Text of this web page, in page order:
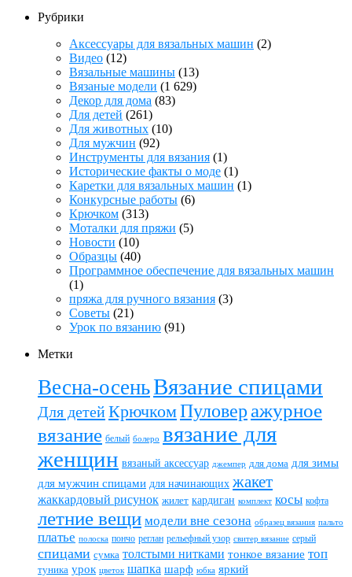
Рубрики
Аксессуары для вязальных машин (2)
Видео (12)
Вязальные машины (13)
Вязаные модели (1 629)
Декор для дома (83)
Для детей (261)
Для животных (10)
Для мужчин (92)
Инструменты для вязания (1)
Исторические факты о моде (1)
Каретки для вязальных машин (1)
Конкурсные работы (6)
Крючком (313)
Моталки для пряжи (5)
Новости (10)
Образцы (40)
Программное обеспечение для вязальных машин
(1)
пряжа для ручного вязания (3)
Советы (21)
Урок по вязанию (91)
Метки
Весна-осеньВязание спицами
Для детейКрючкомПуловер ажурное
вязание белый болеро вязание для
женщин вязаный аксессуар джемпер для дома для зимы
для мужчин спицами для начинающих жакет
жаккардовый рисунок жилет кардиган комплект косы кофта
летние вещи модели вне сезона образец вязания пальто
платье полоска пончо реглан рельефный узор свитер вязание серый
спицами сумка толстыми нитками тонкое вязание топ
туника урок цветок шапка шарф юбка яркий